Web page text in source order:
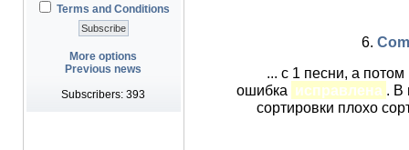
Terms and Conditions
More options
Previous news
Subscribers: 393
6.
... с 1 песни, а
ошибка исправлена . В
сортировки плохо